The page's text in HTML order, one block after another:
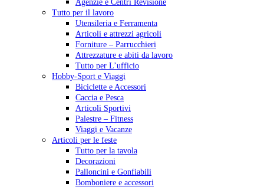
Agenzie e Centri Revisione
Tutto per il lavoro
Utensileria e Ferramenta
Articoli e attrezzi agricoli
Forniture – Parrucchieri
Attrezzature e abiti da lavoro
Tutto per L’ufficio
Hobby-Sport e Viaggi
Biciclette e Accessori
Caccia e Pesca
Articoli Sportivi
Palestre – Fitness
Viaggi e Vacanze
Articoli per le feste
Tutto per la tavola
Decorazioni
Palloncini e Gonfiabili
Bomboniere e accessori